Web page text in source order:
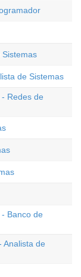
Sistemas
de Sistemas
- Redes de
Banco de
Analista de